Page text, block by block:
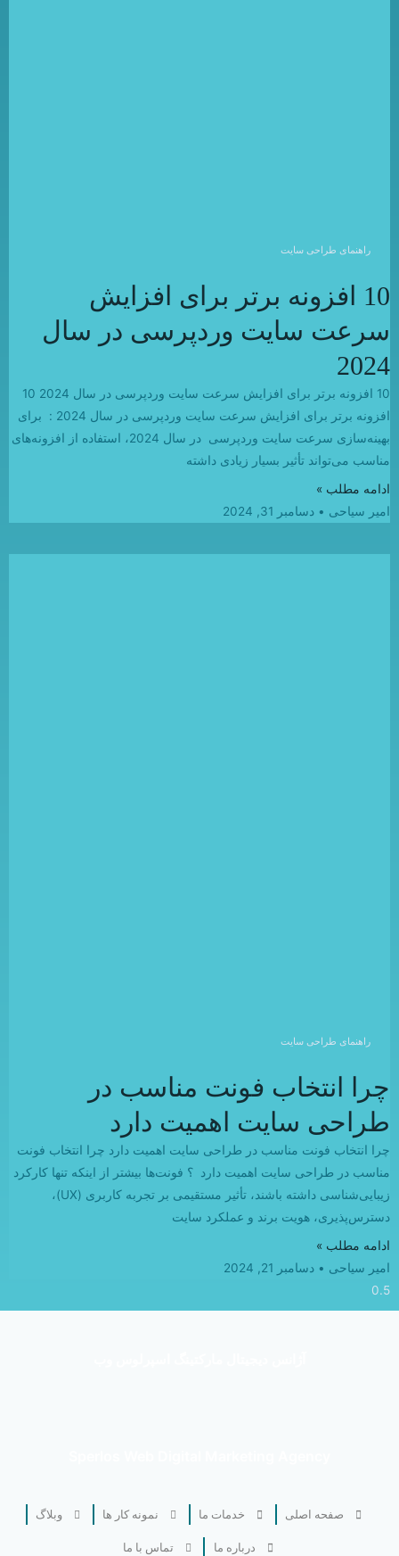
راهنمای طراحی سایت
10 افزونه برتر برای افزایش
سرعت سایت وردپرسی در سال
2024
10 افزونه برتر برای افزایش سرعت سایت وردپرسی در سال 2024 10
افزونه برتر برای افزایش سرعت سایت وردپرسی در سال 2024 : برای
بهینه‌سازی سرعت سایت وردپرسی در سال 2024، استفاده از افزونه‌های
مناسب می‌تواند تأثیر بسیار زیادی داشته
ادامه مطلب »
امیر سیاحی
دسامبر 31, 2024
راهنمای طراحی سایت
چرا انتخاب فونت مناسب در
طراحی سایت اهمیت دارد
چرا انتخاب فونت مناسب در طراحی سایت اهمیت دارد چرا انتخاب فونت
مناسب در طراحی سایت اهمیت دارد ؟ فونت‌ها بیشتر از اینکه تنها کارکرد
زیبایی‌شناسی داشته باشند، تأثیر مستقیمی بر تجربه کاربری (UX)،
دسترس‌پذیری، هویت برند و عملکرد سایت
ادامه مطلب »
امیر سیاحی
دسامبر 21, 2024
صفحه اصلی خدمات ما نمونه کار ها وبلاگ
درباره ما تماس با ما